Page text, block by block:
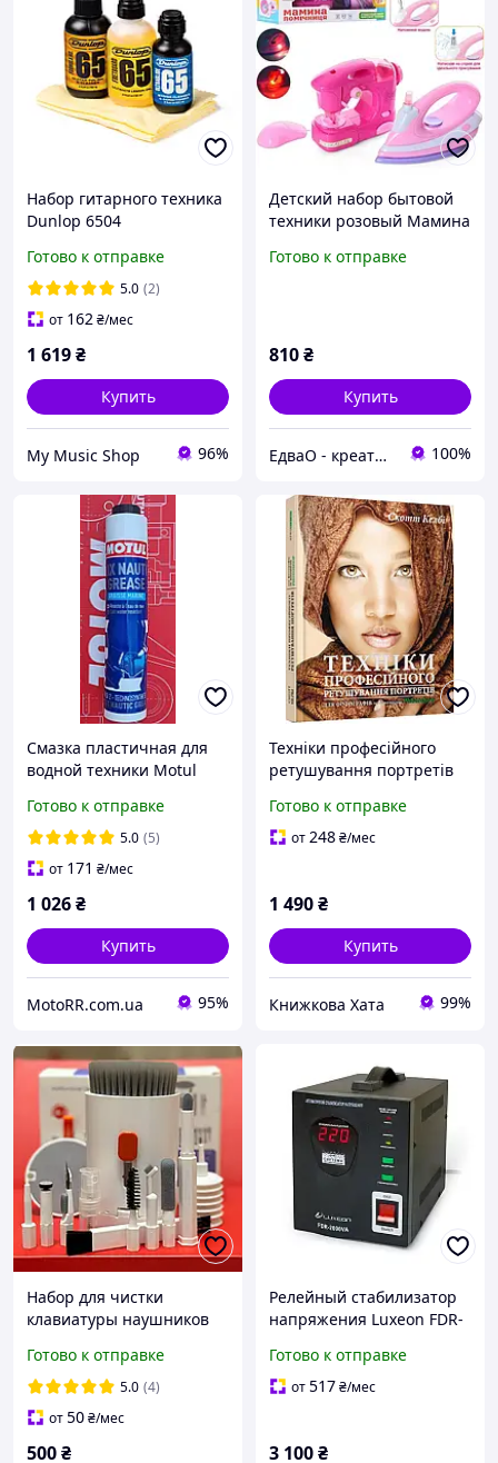
Набор гитарного техника
Dunlop 6504
Готово к отправке
5.0 (2)
от 162₴/мес
1 619₴
Купить
My Music Shop 96%
Детский набор бытовой
техники розовый Мамина
детская швейная
Готово к отправке
810₴
Купить
ЕдваО - креативные игрушки 100%
Смазка пластичная для
водной техники Motul
Готово к отправке
5.0 (5)
от 171 ₴/мес
1 026₴
Купить
MotoRR.com.ua 95%
Техніки професійного
ретушування портретів
допомогою photoshop
Готово к отправке
от248₴/мес
1 490₴
Купить
Книжкова Хата 99%
Набор для чистки
клавиатуры наушников
планшета, набор для
чистки гаджетов техники
пк
Готово к отправке
5.0 (4)
от50₴/мес
500₴
Релейный стабилизатор
напряжения Luxeon FDR-
техники
Готово к отправке
от517₴/мес
3 100₴